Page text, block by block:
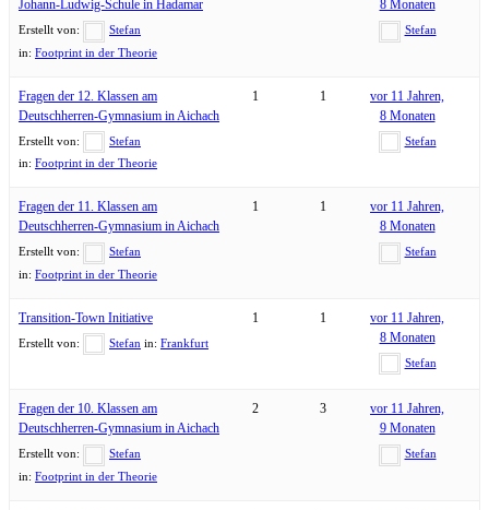
Johann-Ludwig-Schule in Hadamar
Erstellt von:
Stefan
in: Footprint in der Theorie
8 Monaten
Stefan
Fragen der 12. Klassen am
Deutschherren-Gymnasium in Aichach
Erstellt von:
Stefan
in: Footprint in der Theorie
1 1
vor 11 Jahren,
8 Monaten
Stefan
Fragen der 11. Klassen am
Deutschherren-Gymnasium in Aichach
Erstellt von:
Stefan
in: Footprint in der Theorie
1 1
vor 11 Jahren,
8 Monaten
Stefan
Transition-Town Initiative
Erstellt von: Stefan in: Frankfurt
1 1
vor 11 Jahren,
8 Monaten
Stefan
Fragen der 10. Klassen am
Deutschherren-Gymnasium in Aichach
Erstellt von:
Stefan
in: Footprint in der Theorie
2 3
vor 11 Jahren,
9 Monaten
Stefan